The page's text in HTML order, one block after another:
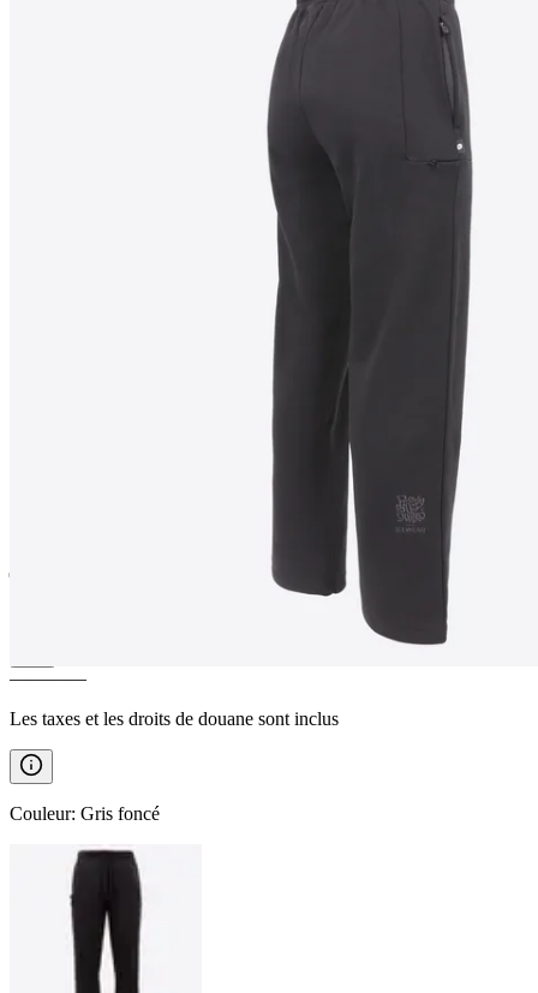
Pantalon de
jogging en édition limitée
————
Les taxes et les droits de douane sont inclus
Couleur: Gris foncé